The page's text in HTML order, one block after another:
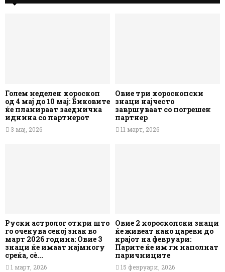
Голем неделен хороскоп
од 4 мај до 10 мај: Биковите
ќе планираат заедничка
иднина со партнерот
3 мај, 2026
Овие три хороскопски
знаци најчесто
завршуваат со погрешен
партнер
11 март, 2026
Руски астролог откри што
го очекува секој знак во
март 2026 година: Овие 3
знаци ќе имаат најмногу
среќа, сè...
1 март, 2026
Овие 2 хороскопски знаци
ќе живеат како цареви до
крајот на февруари:
Парите ќе им ги наполнат
паричниците
15 февруари, 2026